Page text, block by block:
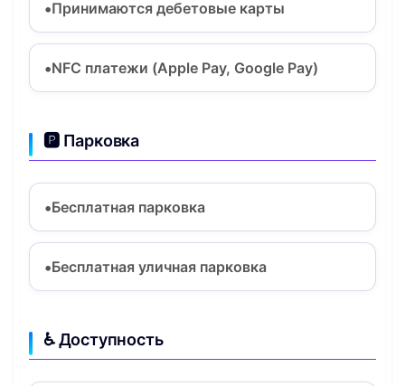
Принимаются дебетовые карты
NFC платежи (Apple Pay, Google Pay)
🅿️ Парковка
Бесплатная парковка
Бесплатная уличная парковка
♿ Доступность